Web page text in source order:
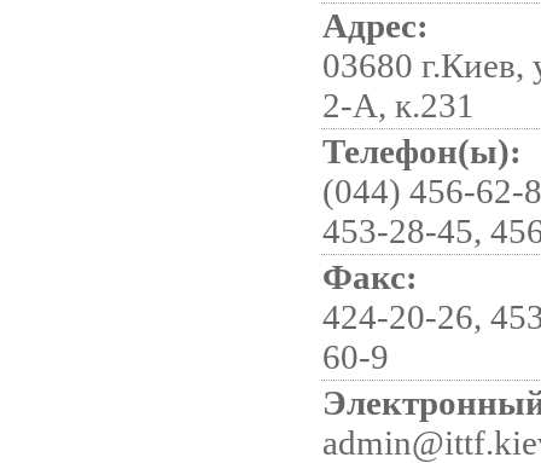
Адрес:
03680 г.Киев,
2-А, к.231
Телефон(ы):
(044) 456-62-
453-28-45,
Факс:
424-20-26,
60-9